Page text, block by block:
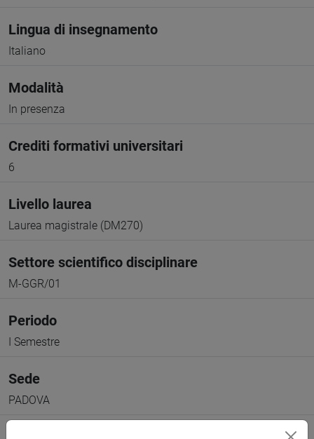
Lingua di insegnamento
Italiano
Modalità
In presenza
Crediti formativi universitari
6
Livello laurea
Laurea magistrale (DM270)
Settore scientifico disciplinare
M-GGR/01
Periodo
I Semestre
Sede
PADOVA